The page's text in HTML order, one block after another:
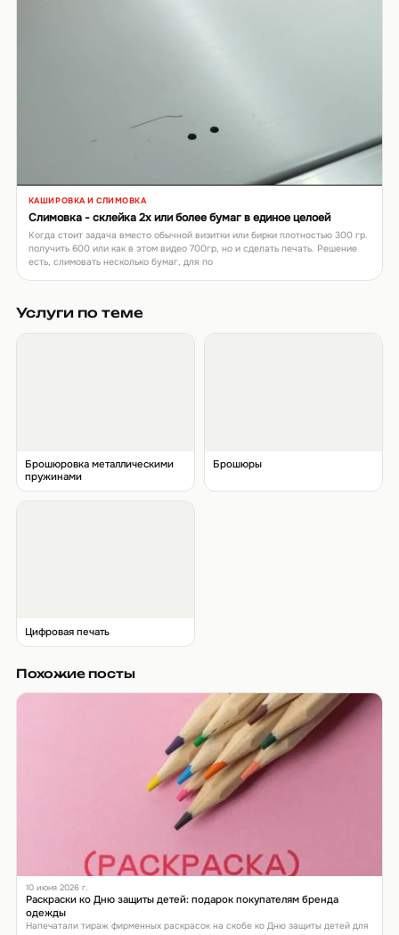
▶
КАШИРОВКА И СЛИМОВКА
Слимовка - склейка 2х или более бумаг в единое целоей
Когда стоит задача вместо обычной визитки или бирки плотностью 300 гр.
получить 600 или как в этом видео 700гр, но и сделать печать. Решение
есть, слимовать несколько бумаг, для по
Услуги по теме
Брошюровка металлическими
пружинами
Брошюры
Цифровая печать
Похожие посты
10 июня 2026 г.
Раскраски ко Дню защиты детей: подарок покупателям бренда
одежды
Напечатали тираж фирменных раскрасок на скобе ко Дню защиты детей для